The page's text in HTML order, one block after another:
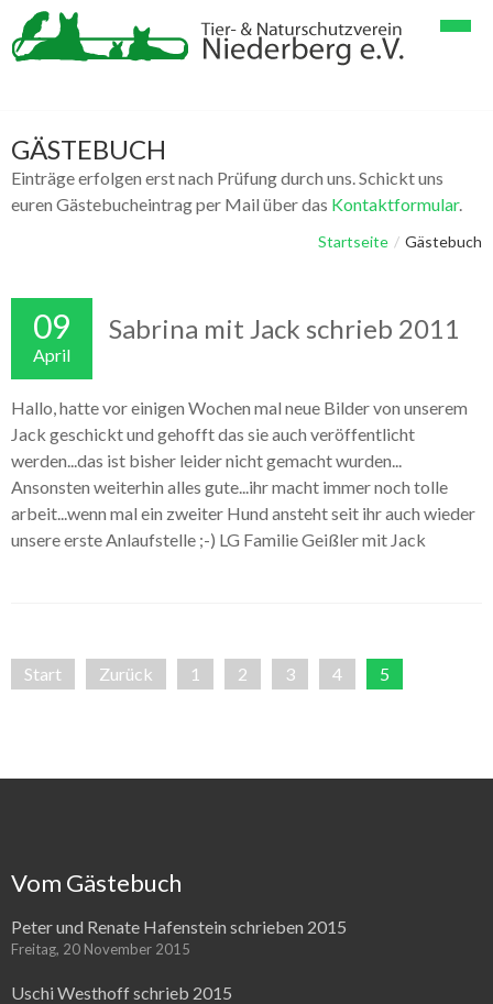
Verein
Spenden
Helfer
Linksammlung
Tiervermittlung
Hunde & Katzen
Tier-Kurz-Geschichten
Galerie Vögel, Papageien
Galerie Hunde
Galerie Katzen
Galerie Kleintiere
Kontakt
Impressum
Datenschutzerklärung
GÄSTEBUCH
Einträge erfolgen erst nach Prüfung durch uns. Schickt uns
euren Gästebucheintrag per Mail über das Kontaktformular.
Startseite / Gästebuch
09
April
Sabrina mit Jack schrieb 2011
Hallo, hatte vor einigen Wochen mal neue Bilder von unserem
Jack geschickt und gehofft das sie auch veröffentlicht
werden...das ist bisher leider nicht gemacht wurden...
Ansonsten weiterhin alles gute...ihr macht immer noch tolle
arbeit...wenn mal ein zweiter Hund ansteht seit ihr auch wieder
unsere erste Anlaufstelle ;-) LG Familie Geißler mit Jack
Start Zurück 1 2 3 4 5
Vom Gästebuch
Peter und Renate Hafenstein schrieben 2015
Freitag, 20 November 2015
Uschi Westhoff schrieb 2015